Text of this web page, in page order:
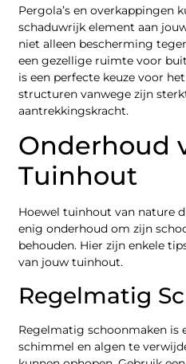
Pergola’s en overkappingen
schaduwrijk element aan
niet alleen bescherming
een gezellige ruimte voor
is een perfecte keuze voor
structuren vanwege zijn
aantrekkingskracht.
Onderhoud
Tuinhout
Hoewel tuinhout van nature
enig onderhoud om zijn
behouden. Hier zijn enkele
van jouw tuinhout.
Regelmatig
Regelmatig schoonmaken is
schimmel en algen te